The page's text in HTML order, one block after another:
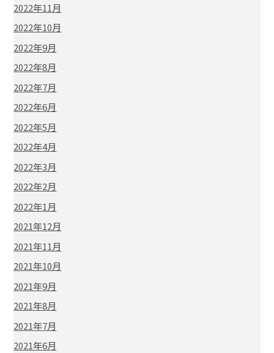
2022年11月
2022年10月
2022年9月
2022年8月
2022年7月
2022年6月
2022年5月
2022年4月
2022年3月
2022年2月
2022年1月
2021年12月
2021年11月
2021年10月
2021年9月
2021年8月
2021年7月
2021年6月